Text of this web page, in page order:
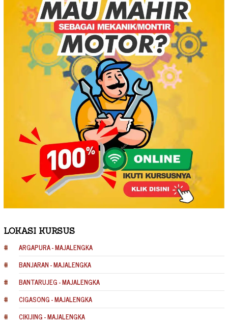
LOKASI KURSUS
ARGAPURA - MAJALENGKA
BANJARAN - MAJALENGKA
BANTARUJEG - MAJALENGKA
CIGASONG - MAJALENGKA
CIKIJING - MAJALENGKA